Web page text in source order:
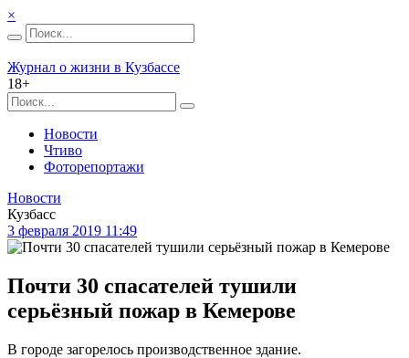
×
Журнал о жизни в Кузбассе
18+
Новости
Чтиво
Фоторепортажи
Новости
Кузбасс
3 февраля 2019 11:49
Почти 30 спасателей тушили
серьёзный пожар в Кемерове
В городе загорелось производственное здание.